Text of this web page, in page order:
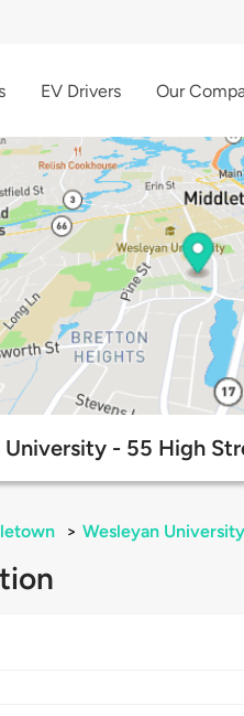
EV Drivers Our
University - 55 High
> Wesleyan